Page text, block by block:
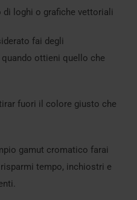
loghi o grafiche vettoriali
fai degli
ottieni quello che
fuori il colore giusto che
gamut cromatico farai
tempo, inchiostri e